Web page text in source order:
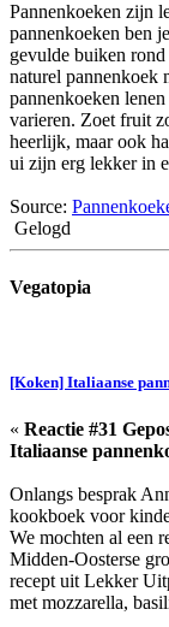
Pannenkoeken zijn
pannenkoeken ben
gevulde buiken
naturel pannenkoek
pannenkoeken
varieren. Zoet fruit
heerlijk, maar ook
ui zijn erg lekker in
Source:
Gelogd
Vegatopia
[Koken] Italiaanse
« Reactie #31
Italiaanse
Onlangs besprak
kookboek voor
We mochten al een
Midden-Oosterse
recept uit Lekker
met mozzarella,